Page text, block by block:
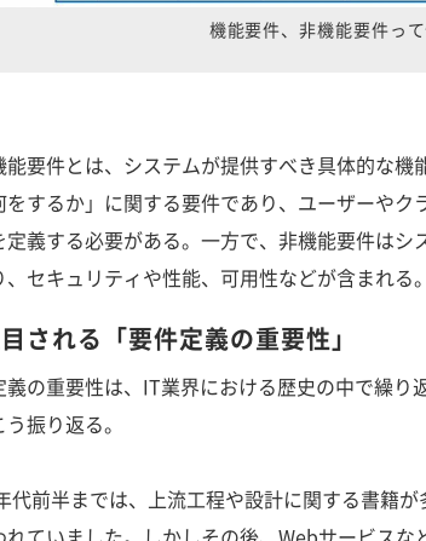
機能要件、非機能要件って
要件とは、システムが提供すべき具体的な機
をするか」に関する要件であり、ユーザーや
定義する必要がある。一方で、非機能要件は
セキュリティや性能、可用性などが含まれる。
される「要件定義の重要性」
の重要性は、IT業界における歴史の中で繰り
振り返る。
代前半までは、上流工程や設計に関する書籍